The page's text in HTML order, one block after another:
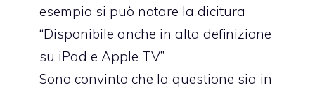
esempio si può notare la dicitura
“Disponibile anche in alta definizione
su iPad e Apple TV”
Sono convinto che la questione sia in